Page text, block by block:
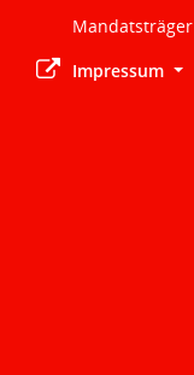
Mandatsträger
Impressum